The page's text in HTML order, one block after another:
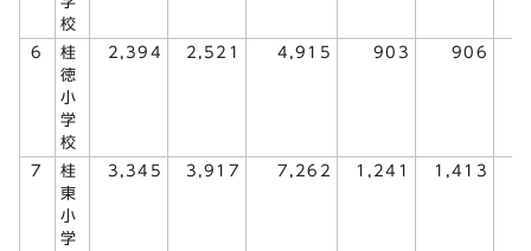
校
6
桂
徳
小
学
校
2,394 2,521 4,915 903 906
7
桂
東
小
学
3,345 3,917 7,262 1,241 1,413